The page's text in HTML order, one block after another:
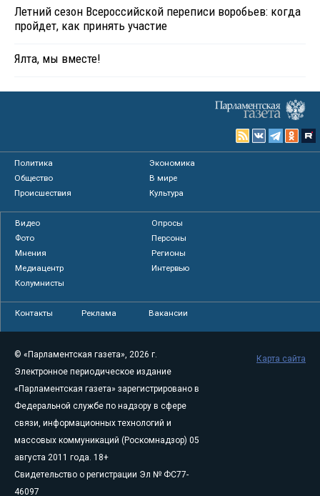
Летний сезон Всероссийской переписи воробьев: когда
пройдет, как принять участие
Ялта, мы вместе!
Политика
Экономика
Общество
В мире
Происшествия
Культура
Видео
Опросы
Фото
Персоны
Мнения
Регионы
Медиацентр
Интервью
Колумнисты
Контакты Реклама Вакансии
© «Парламентская газета», 2026 г.
Электронное периодическое издание
«Парламентская газета» зарегистрировано в
Федеральной службе по надзору в сфере
связи, информационных технологий и
массовых коммуникаций (Роскомнадзор) 05
августа 2011 года. 18+
Свидетельство о регистрации Эл № ФС77-
46097
Карта сайта